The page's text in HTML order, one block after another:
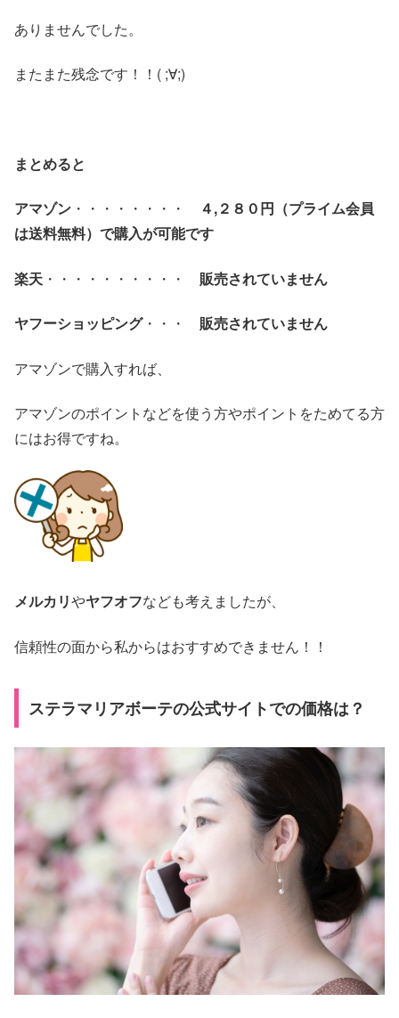
ありませんでした。
またまた残念です！！( ;∀;)
まとめると
アマゾン ・・・・・・・・
４,２８０円（プライム会員
は送料無料）で購入が可能です
楽天 ・・・・・・・・・・ 販売されていません
ヤフーショッピング・・・ 販売されていません
アマゾンで購入すれば、
アマゾンのポイントなどを使う方やポイントをためてる方
にはお得ですね。
メルカリやヤフオフなども考えましたが、
信頼性の面から私からはおすすめできません！！
ステラマリアボーテの公式サイトでの価格は？